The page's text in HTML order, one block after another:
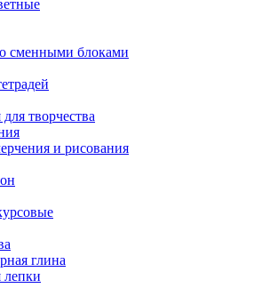
сменными блоками
творчества
и рисования
глина
лепки